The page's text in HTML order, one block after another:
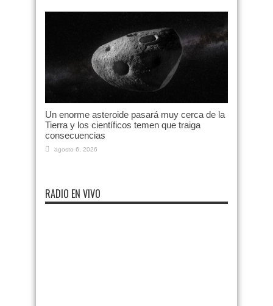
Un enorme asteroide pasará muy cerca de la
Tierra y los científicos temen que traiga
consecuencias
agosto 6, 2026
RADIO EN VIVO